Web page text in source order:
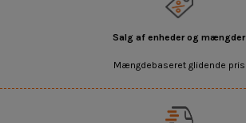
Salg af enheder og mængder
Mængdebaseret glidende pris